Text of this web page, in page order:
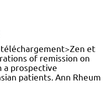
et
of remission on
a prospective
patients. Ann Rheum